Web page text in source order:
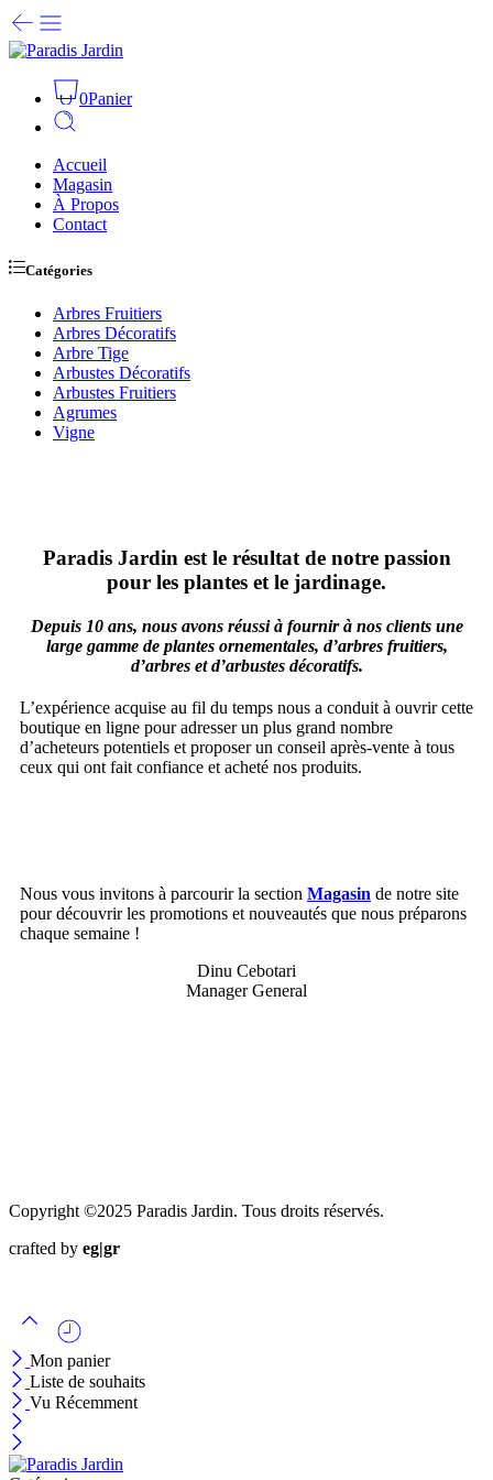
0Panier
Accueil
Magasin
À Propos
Contact
Catégories
Arbres Fruitiers
Arbres Décoratifs
Arbre Tige
Arbustes Décoratifs
Arbustes Fruitiers
Agrumes
Vigne
Paradis Jardin est le résultat de notre passion
pour les plantes et le jardinage.
Depuis 10 ans, nous avons réussi à fournir à nos clients une
large gamme de plantes ornementales, d’arbres fruitiers,
d’arbres et d’arbustes décoratifs.
L’expérience acquise au fil du temps nous a conduit à ouvrir cette
boutique en ligne pour adresser un plus grand nombre
d’acheteurs potentiels et proposer un conseil après-vente à tous
ceux qui ont fait confiance et acheté nos produits.
Nous vous invitons à parcourir la section Magasin de notre site
pour découvrir les promotions et nouveautés que nous préparons
chaque semaine !
Dinu Cebotari
Manager General
Copyright ©2025 Paradis Jardin. Tous droits réservés.
crafted by eg|gr
Mon panier
Liste de souhaits
Vu Récemment